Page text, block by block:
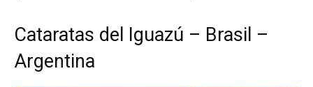
Cataratas del Iguazú – Brasil –
Argentina